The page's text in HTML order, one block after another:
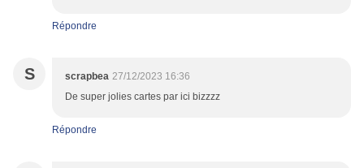
Répondre
S scrapbea 27/12/2023 16:36
De super jolies cartes par ici bizzzz
Répondre